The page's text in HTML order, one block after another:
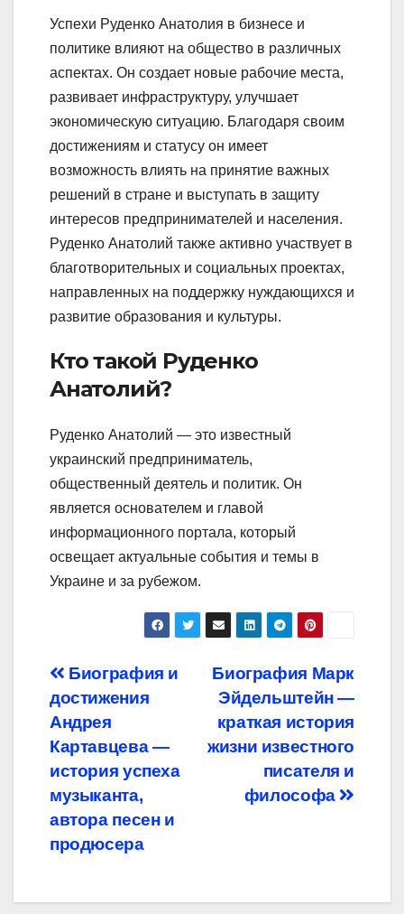
Успехи Руденко Анатолия в бизнесе и
политике влияют на общество в различных
аспектах. Он создает новые рабочие места,
развивает инфраструктуру, улучшает
экономическую ситуацию. Благодаря своим
достижениям и статусу он имеет
возможность влиять на принятие важных
решений в стране и выступать в защиту
интересов предпринимателей и населения.
Руденко Анатолий также активно участвует в
благотворительных и социальных проектах,
направленных на поддержку нуждающихся и
развитие образования и культуры.
Кто такой Руденко
Анатолий?
Руденко Анатолий — это известный
украинский предприниматель,
общественный деятель и политик. Он
является основателем и главой
информационного портала, который
освещает актуальные события и темы в
Украине и за рубежом.
Навигация
по
записям
Биография Марк
Эйдельштейн —
краткая история
жизни известного
писателя и
философа
Биография и
достижения
Андрея
Картавцева —
история успеха
музыканта,
автора песен и
продюсера